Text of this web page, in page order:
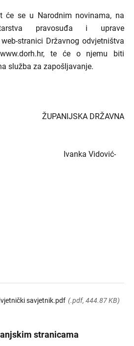
će se u Narodnim novinama, na
pravosuđa i uprave
stranici Državnog odvjetništva
www.dorh.hr, te će o njemu biti
služba za zapošljavanje.
DRŽAVNA
Vidović-
savjetnik.pdf (.pdf, 444.87 KB)
stranicama